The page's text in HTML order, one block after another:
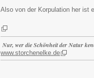
Also von der Korpulation her ist
Nur, wer die Schönheit der Natur
www.storchenelke.de